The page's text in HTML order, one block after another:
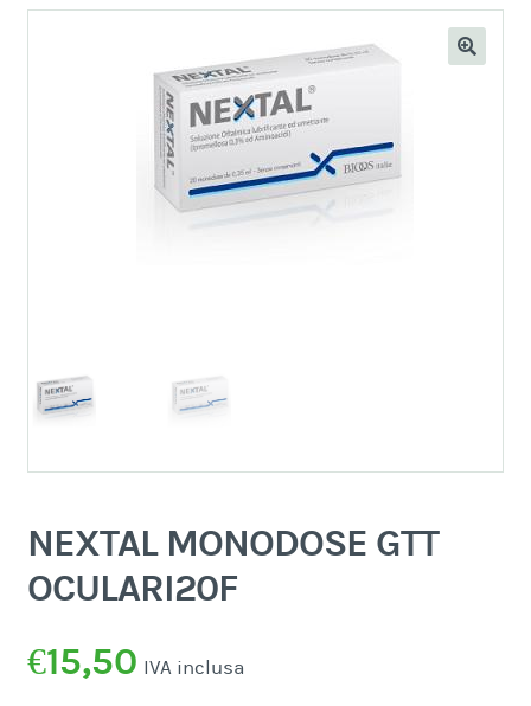
NEXTAL MONODOSE GTT
OCULARI20F
€15,50 IVA inclusa